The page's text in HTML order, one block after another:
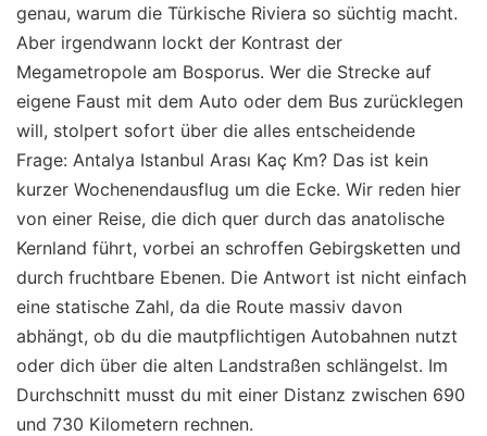
genau, warum die Türkische Riviera so süchtig macht.
Aber irgendwann lockt der Kontrast der
Megametropole am Bosporus. Wer die Strecke auf
eigene Faust mit dem Auto oder dem Bus zurücklegen
will, stolpert sofort über die alles entscheidende
Frage: Antalya Istanbul Arası Kaç Km? Das ist kein
kurzer Wochenendausflug um die Ecke. Wir reden hier
von einer Reise, die dich quer durch das anatolische
Kernland führt, vorbei an schroffen Gebirgsketten und
durch fruchtbare Ebenen. Die Antwort ist nicht einfach
eine statische Zahl, da die Route massiv davon
abhängt, ob du die mautpflichtigen Autobahnen nutzt
oder dich über die alten Landstraßen schlängelst. Im
Durchschnitt musst du mit einer Distanz zwischen 690
und 730 Kilometern rechnen.